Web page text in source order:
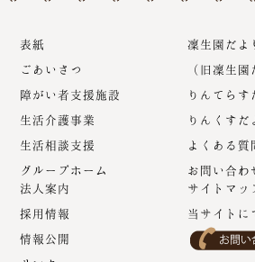
表紙
ごあいさつ
障がい者支援施設
生活介護事業
生活相談支援
グループホーム
凜生園だよ
（旧凜生園
りんてらす
りんくすだ
よくある質
お問い合わ
法人案内
採用情報
情報公開
サイトマッ
当サイトに